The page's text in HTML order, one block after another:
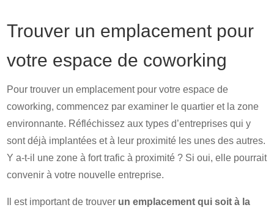
Trouver un emplacement pour
votre espace de coworking
Pour trouver un emplacement pour votre espace de
coworking, commencez par examiner le quartier et la zone
environnante. Réfléchissez aux types d’entreprises qui y
sont déjà implantées et à leur proximité les unes des autres.
Y a-t-il une zone à fort trafic à proximité ? Si oui, elle pourrait
convenir à votre nouvelle entreprise.
Il est important de trouver un emplacement qui soit à la